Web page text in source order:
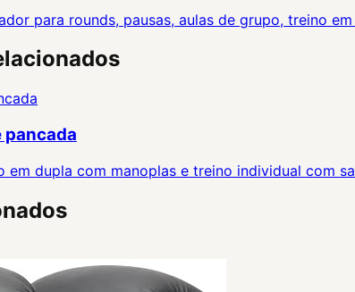
para rounds, pausas, aulas de grupo, treino
pancada
em dupla com manoplas e treino individual com